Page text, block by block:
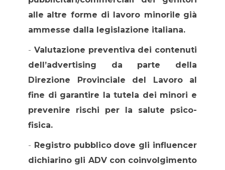
alle altre forme di lavoro minorile già
ammesse dalla legislazione italiana.
- Valutazione preventiva dei contenuti
dell’advertising da parte della
Direzione Provinciale del Lavoro al
fine di garantire la tutela dei minori e
prevenire rischi per la salute psico-
fisica.
- Registro pubblico dove gli influencer
dichiarino gli ADV con coinvolgimento